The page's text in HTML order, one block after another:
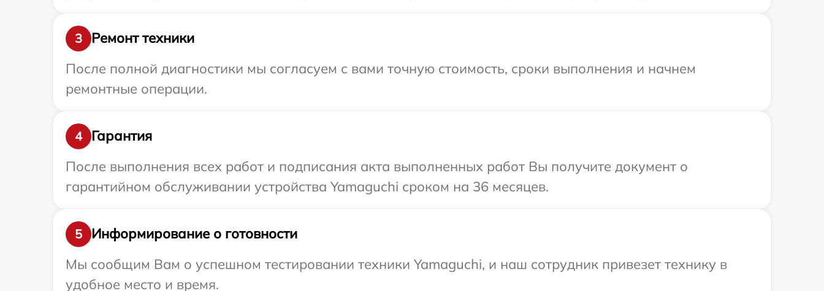
3
Ремонт техники
После полной диагностики мы согласуем с вами точную стоимость, сроки выполнения и начнем
ремонтные операции.
4
Гарантия
После выполнения всех работ и подписания акта выполненных работ Вы получите документ о
гарантийном обслуживании устройства Yamaguchi сроком на 36 месяцев.
5
Информирование о готовности
Мы сообщим Вам о успешном тестировании техники Yamaguchi, и наш сотрудник привезет технику в
удобное место и время.